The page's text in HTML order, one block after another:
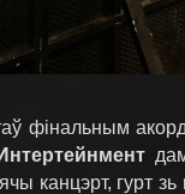
фінальным
канцэрт, гурт